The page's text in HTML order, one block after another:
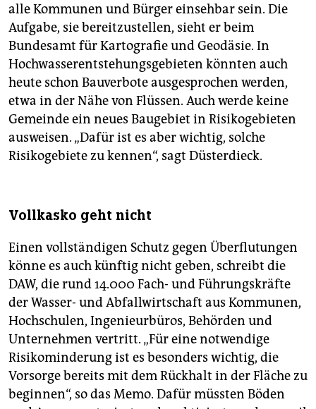
alle Kommunen und Bürger einsehbar sein. Die
Aufgabe, sie bereitzustellen, sieht er beim
Bundesamt für Kartografie und Geodäsie. In
Hochwasserentstehungsgebieten könnten auch
heute schon Bauverbote ausgesprochen werden,
etwa in der Nähe von Flüssen. Auch werde keine
Gemeinde ein neues Baugebiet in Risikogebieten
ausweisen. „Dafür ist es aber wichtig, solche
Risikogebiete zu kennen“, sagt Düsterdieck.
Vollkasko geht nicht
Einen vollständigen Schutz gegen Überflutungen
könne es auch künftig nicht geben, schreibt die
DAW, die rund 14.000 Fach- und Führungskräfte
der Wasser- und Abfallwirtschaft aus Kommunen,
Hochschulen, Ingenieurbüros, Behörden und
Unternehmen vertritt. „Für eine notwendige
Risikominderung ist es besonders wichtig, die
Vorsorge bereits mit dem Rückhalt in der Fläche zu
beginnen“, so das Memo. Dafür müssten Böden